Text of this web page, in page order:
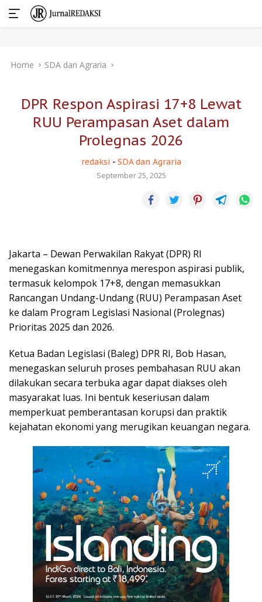
Home SDA dan Agraria
DPR Respon Aspirasi 17+8 Lewat
RUU Perampasan Aset dalam
Prolegnas 2026
redaksi - SDA dan Agraria
September 25, 2025
Jakarta – Dewan Perwakilan Rakyat (DPR) RI
menegaskan komitmennya merespon aspirasi publik,
termasuk kelompok 17+8, dengan memasukkan
Rancangan Undang-Undang (RUU) Perampasan Aset
ke dalam Program Legislasi Nasional (Prolegnas)
Prioritas 2025 dan 2026.
Ketua Badan Legislasi (Baleg) DPR RI, Bob Hasan,
menegaskan seluruh proses pembahasan RUU akan
dilakukan secara terbuka agar dapat diakses oleh
masyarakat luas. Ini bentuk keseriusan dalam
memperkuat pemberantasan korupsi dan praktik
kejahatan ekonomi yang merugikan keuangan negara.